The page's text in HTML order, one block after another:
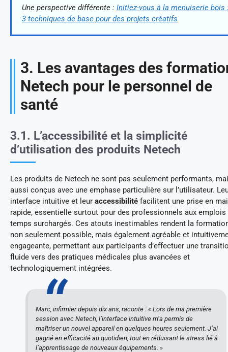
Une perspective différente : Initiez-vous à la menuiserie bois
3 techniques de base pour des projets créatifs
3. Les avantages des
Netech pour le personnel de
santé
3.1. L’accessibilité et la simplicité
d’utilisation des produits Netech
Les produits de Netech ne sont pas seulement performants,
aussi conçus avec une emphase particulière sur l’utilisateur.
interface intuitive et leur accessibilité facilitent une prise en
rapide, essentielle surtout pour des professionnels aux emplois
temps surchargés. Ces atouts inestimables rendent la
non seulement possible, mais également agréable et
engageante, permettant aux participants d’effectuer une
fluide vers des pratiques médicales plus avancées et
technologiquement intégrées.
Marc, infirmier depuis dix ans, raconte : « Lors de ma première
session avec Netech, l’interface intuitive m’a permis de
maîtriser un nouvel appareil en quelques heures seulement. J’ai
gagné en efficacité au quotidien, tout en réduisant le stress lié à
l’apprentissage de nouveaux équipements. »